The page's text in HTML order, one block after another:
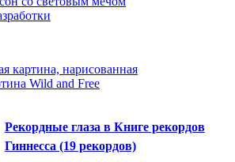
Рекордные глаза в Книге рекордов
Гиннесса (19 рекордов)